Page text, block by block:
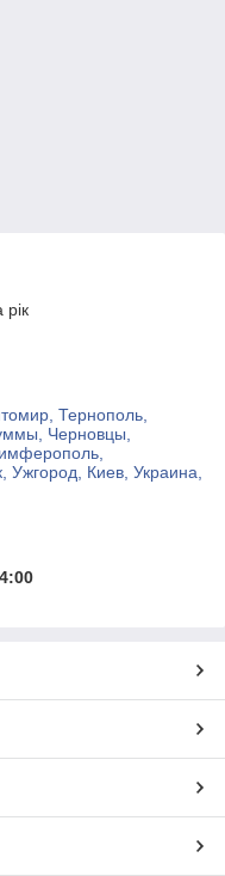
рік
Тернополь,
Черновцы,
Киев, Украина,